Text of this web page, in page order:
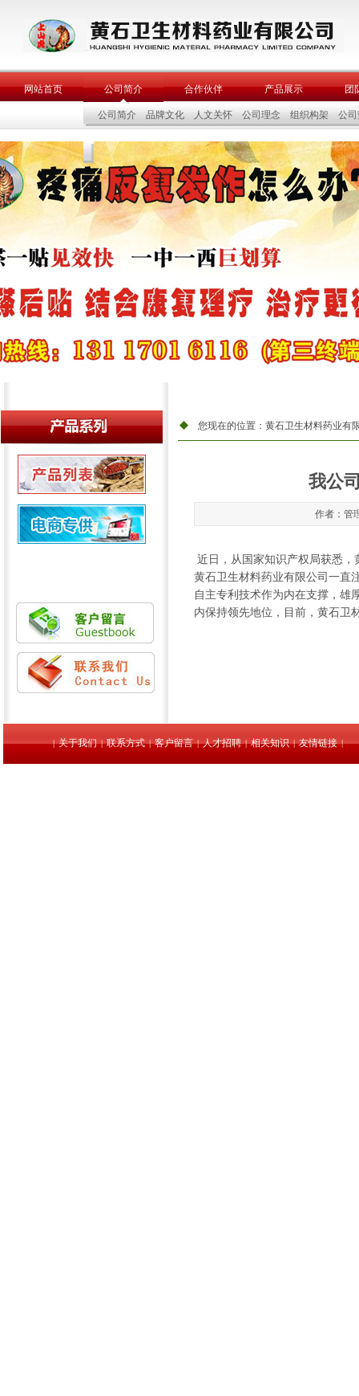
网站首页 公司简介 合作伙伴 产品展示 团
公司简介 品牌文化 人文关怀 公司理念 组织构架 公
产品列表
新品推荐
电商专供
您现在的位置： 黄石卫生材料药业有
我公
作者：管
近日，从国家知识产权局获悉
黄石卫生材料药业有限公司一直
自主专利技术作为内在支撑，雄
内保持领先地位，目前，黄石卫
|关于我们 |联系方式 |客户留言 |人才招聘 |相关知识 |友情链接 |